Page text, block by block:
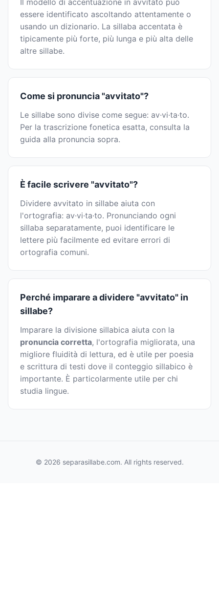
Il modello di accentuazione in avvitato può
essere identificato ascoltando attentamente o
usando un dizionario. La sillaba accentata è
tipicamente più forte, più lunga e più alta delle
altre sillabe.
Come si pronuncia "avvitato"?
Le sillabe sono divise come segue: av·vi·ta·to.
Per la trascrizione fonetica esatta, consulta la
guida alla pronuncia sopra.
È facile scrivere "avvitato"?
Dividere avvitato in sillabe aiuta con
l'ortografia: av·vi·ta·to. Pronunciando ogni
sillaba separatamente, puoi identificare le
lettere più facilmente ed evitare errori di
ortografia comuni.
Perché imparare a dividere "avvitato" in
sillabe?
Imparare la divisione sillabica aiuta con la
pronuncia corretta, l'ortografia migliorata, una
migliore fluidità di lettura, ed è utile per poesia
e scrittura di testi dove il conteggio sillabico è
importante. È particolarmente utile per chi
studia lingue.
© 2026 separasillabe.com. All rights reserved.